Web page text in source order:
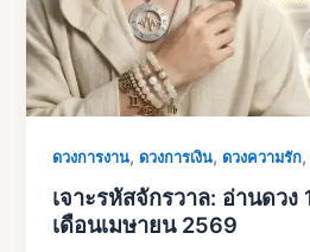
ดวงการงาน,ดวงการเงิน,ดวงความรัก
เจาะรหัสจักรวาล: อ่านดวง
เดือนเมษายน 2569